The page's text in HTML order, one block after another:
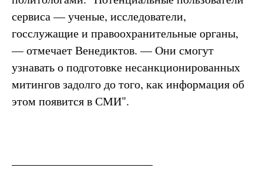
сервиса — ученые, исследователи,
госслужащие и правоохранительные органы,
— отмечает Венедиктов. — Они смогут
узнавать о подготовке несанкционированных
митингов задолго до того, как информация об
этом появится в СМИ".